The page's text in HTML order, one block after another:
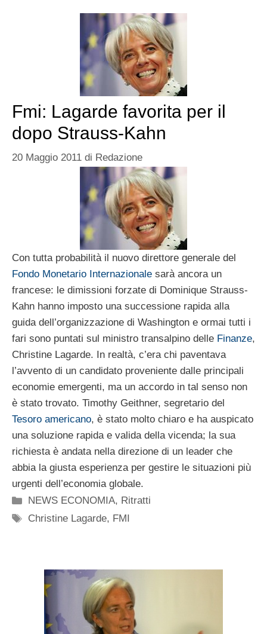
Fmi: Lagarde favorita per il
dopo Strauss-Kahn
20 Maggio 2011 di Redazione
Con tutta probabilità il nuovo direttore generale del
Fondo Monetario Internazionale sarà ancora un
francese: le dimissioni forzate di Dominique Strauss-
Kahn hanno imposto una successione rapida alla
guida dell’organizzazione di Washington e ormai tutti i
fari sono puntati sul ministro transalpino delle Finanze,
Christine Lagarde. In realtà, c’era chi paventava
l’avvento di un candidato proveniente dalle principali
economie emergenti, ma un accordo in tal senso non
è stato trovato. Timothy Geithner, segretario del
Tesoro americano, è stato molto chiaro e ha auspicato
una soluzione rapida e valida della vicenda; la sua
richiesta è andata nella direzione di un leader che
abbia la giusta esperienza per gestire le situazioni più
urgenti dell’economia globale.
Categorie
NEWS ECONOMIA, Ritratti
Tag
Christine Lagarde, FMI